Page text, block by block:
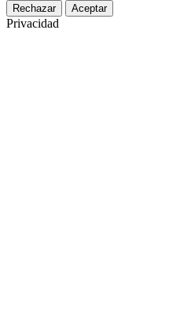
Rechazar Aceptar
Privacidad